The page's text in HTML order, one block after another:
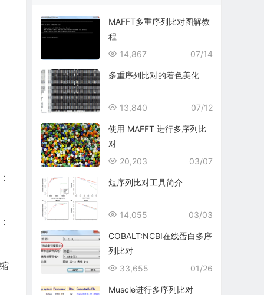
MAFFT多重序列比对图解教
程
07/14
14,867
多重序列比对的着色美化
07/12
13,840
使用 MAFFT 进行多序列比
对
03/07
20,203
短序列比对工具简介
03/03
14,055
COBALT:NCBI在线蛋白多序
列比对
01/26
33,655
Muscle进行多序列比对